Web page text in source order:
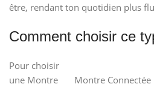
être, rendant ton quotidien plus
Comment choisir ce
Montre
Pour choisir
une Montre